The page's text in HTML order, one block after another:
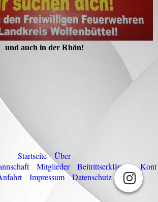
und auch in der Rhön!
Startseite
Über
Mitglieder Beitrittserklärung
Kont
Impressum Datenschutz